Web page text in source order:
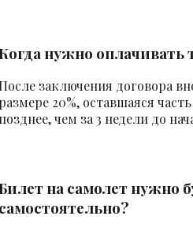
нужно оплачивать
заключения договора
20%, оставшаяся
чем за 3 недели до
на самолет нужно